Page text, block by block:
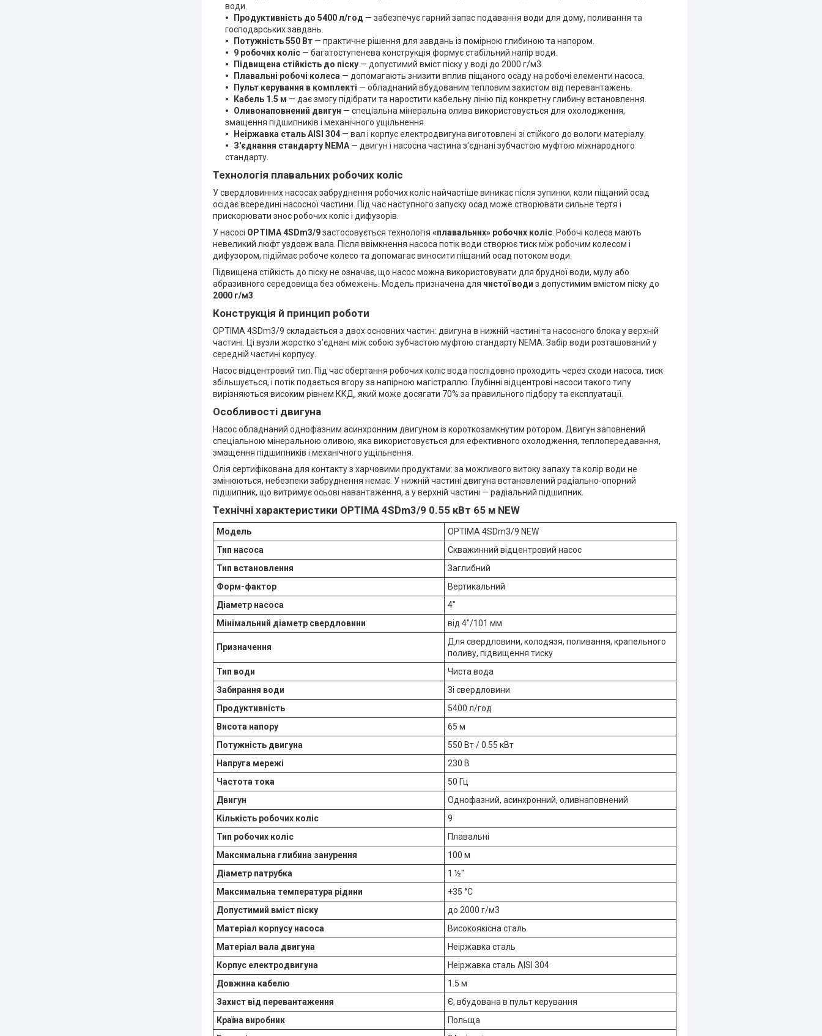
води.
Продуктивність до 5400 л/год — забезпечує гарний запас подавання води для дому, поливання та
господарських завдань.
Потужність 550 Вт — практичне рішення для завдань із помірною глибиною та напором.
9 робочих коліс — багатоступенева конструкція формує стабільний напір води.
Підвищена стійкість до піску — допустимий вміст піску у воді до 2000 г/м3.
Плавальні робочі колеса — допомагають знизити вплив піщаного осаду на робочі елементи насоса.
Пульт керування в комплекті — обладнаний вбудованим тепловим захистом від перевантажень.
Кабель 1.5 м — дає змогу підібрати та наростити кабельну лінію під конкретну глибину встановлення.
Оливонаповнений двигун — спеціальна мінеральна олива використовується для охолодження,
змащення підшипників і механічного ущільнення.
Неіржавка сталь AISI 304 — вал і корпус електродвигуна виготовлені зі стійкого до вологи матеріалу.
З'єднання стандарту NEMA — двигун і насосна частина з'єднані зубчастою муфтою міжнародного
стандарту.
Технологія плавальних робочих коліс
У свердловинних насосах забруднення робочих коліс найчастіше виникає після зупинки, коли піщаний осад
осідає всередині насосної частини. Під час наступного запуску осад може створювати сильне тертя і
прискорювати знос робочих коліс і дифузорів.
У насосі OPTIMA 4SDm3/9застосовується технологія «плавальних» робочих коліс . Робочі колеса мають
невеликий люфт уздовж вала. Після ввімкнення насоса потік води створює тиск між робочим колесом і
дифузором, підіймає робоче колесо та допомагає виносити піщаний осад потоком води.
Підвищена стійкість до піску не означає, що насос можна використовувати для брудної води, мулу або
абразивного середовища без обмежень. Модель призначена для чистої води з допустимим вмістом піску до
2000 г/м3
Конструкція й принцип роботи
OPTIMA 4SDm3/9 складається з двох основних частин: двигуна в нижній частині та насосного блока у верхній
частині. Ці вузли жорстко з'єднані між собою зубчастою муфтою стандарту NEMA. Забір води розташований у
середній частині корпусу.
Насос відцентровий тип. Під час обертання робочих коліс вода послідовно проходить через сходи насоса, тиск
збільшується, і потік подається вгору за напірною магістраллю. Глубінні відцентрові насоси такого типу
вирізняються високим рівнем ККД, який може досягати 70% за правильного підбору та експлуатації.
Особливості двигуна
Насос обладнаний однофазним асинхронним двигуном із короткозамкнутим ротором. Двигун заповнений
спеціальною мінеральною оливою, яка використовується для ефективного охолодження, теплопередавання,
змащення підшипників і механічного ущільнення.
Олія сертифікована для контакту з харчовими продуктами: за можливого витоку запаху та колір води не
змінюються, небезпеки забруднення немає. У нижній частині двигуна встановлений радіально-опорний
підшипник, що витримує осьові навантаження, а у верхній частині — радіальний підшипник.
Технічні характеристики OPTIMA 4SDm3/9 0.55 кВт 65 м NEW
Модель
OPTIMA 4SDm3/9 NEW
Тип насоса
Скважинний відцентровий насос
Тип встановлення
Заглибний
Форм-фактор
Вертикальний
Діаметр насоса
4″
Мінімальний діаметр свердловини
від 4"/101 мм
Призначення
Для свердловини, колодязя, поливання, крапельного
поливу, підвищення тиску
Тип води
Чиста вода
Забирання води
Зі свердловини
Продуктивність
5400 л/год
Висота напору
65 м
Потужність двигуна
550 Вт / 0.55 кВт
Напруга мережі
230 В
Частота тока
50 Гц
Двигун
Однофазний, асинхронний, оливнаповнений
Кількість робочих коліс
9
Тип робочих коліс
Плавальні
Максимальна глибина занурення
100 м
Діаметр патрубка
1 ½″
Максимальна температура рідини
+35 °C
Допустимий вміст піску
до 2000 г/м3
Матеріал корпусу насоса
Високоякісна сталь
Матеріал вала двигуна
Неіржавка сталь
Корпус електродвигуна
Неіржавка сталь AISI 304
Довжина кабелю
1.5 м
Захист від перевантаження
Є, вбудована в пульт керування
Країна виробник
Польща